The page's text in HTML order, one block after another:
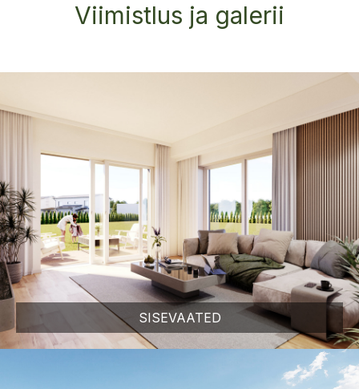
Viimistlus ja galerii
SISEVAATED